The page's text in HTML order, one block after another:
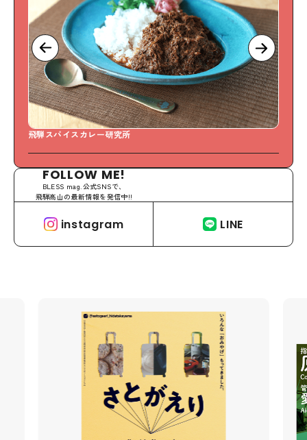
飛騨スパイスカレー研究所
FOLLOW ME!
BLESS mag.公式SNSで、
飛騨高山の最新情報を発信中!!
instagram LINE